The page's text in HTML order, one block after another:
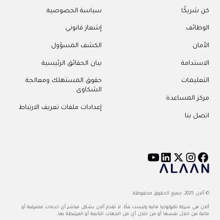
كن شريكًا
الوظائف
الأمان
الاستدامة
التعليمات
مركز المساعدة
اتصل بنا
سياسة الخصوصية
إشعار قانوني
الكشف المسؤول
بيان الحقائق الرئيسية
حقوق المستهلك ومعالجة
الشكاوى
إعدادات ملفات تعريف الارتباط
© ألان 2025. جميع الحقوق محفوظة.
ألان هي شركة تكنولوجيا مالية وليست بنكًا. لا تقدم ألان بشكل مباشر أي خدمات مصرفية أو
مالية من خلال نفسها أو من خلال أي من الجهات التابعة أو المرتبطة بها.